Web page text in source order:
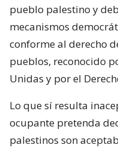
pueblo palestino y
mecanismos
conforme al derecho
pueblos, reconocido
Unidas y por el
Lo que sí resulta
ocupante pretenda
palestinos son